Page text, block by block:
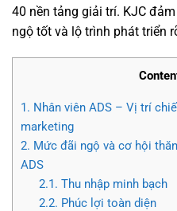
40 nền tảng giải trí. KJC
ngộ tốt và lộ trình phát triển
1. Nhân viên ADS – Vị trí
marketing
2. Mức đãi ngộ và cơ hội
ADS
2.1. Thu nhập minh bạch
2.2. Phúc lợi toàn diện